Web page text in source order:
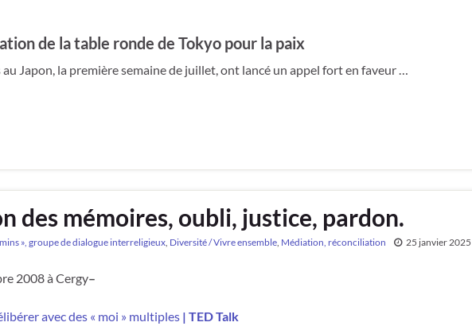
de la table ronde de Tokyo pour la paix
Japon, la première semaine de juillet, ont lancé un appel fort en faveur …
des mémoires, oubli, justice, pardon.
», groupe de dialogue interreligieux, Diversité / Vivre ensemble, Médiation, réconciliation 25 janvier 2025
2008 à Cergy–
avec des « moi » multiples | TED Talk